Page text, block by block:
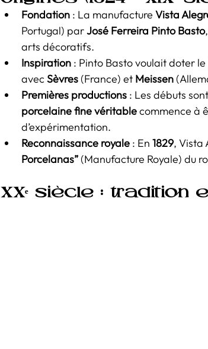
Fondation : La manufacture Vista
Portugal) par José Ferreira Pinto Basto
arts décoratifs.
Inspiration : Pinto Basto voulait doter
avec Sèvres (France) et Meissen
Premières productions : Les débuts
porcelaine fine véritable commence à
d’expérimentation.
Reconnaissance royale : En 1829, Vista
Porcelanas” (Manufacture Royale) du
XXᵉ siècle : tradition